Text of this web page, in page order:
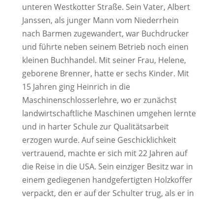
unteren Westkotter Straße. Sein Vater, Albert
Janssen, als junger Mann vom Niederrhein
nach Barmen zugewandert, war Buchdrucker
und führte neben seinem Betrieb noch einen
kleinen Buchhandel. Mit seiner Frau, Helene,
geborene Brenner, hatte er sechs Kinder. Mit
15 Jahren ging Heinrich in die
Maschinenschlosserlehre, wo er zunächst
landwirtschaftliche Maschinen umgehen lernte
und in harter Schule zur Qualitätsarbeit
erzogen wurde. Auf seine Geschicklichkeit
vertrauend, machte er sich mit 22 Jahren auf
die Reise in die USA. Sein einziger Besitz war in
einem gediegenen handgefertigten Holzkoffer
verpackt, den er auf der Schulter trug, als er in